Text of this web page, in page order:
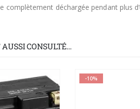
complètement déchargée pendant plus
CONSULTÉ…
-10%